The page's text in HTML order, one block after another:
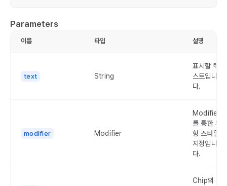
Parameters
이름 타입 설명
text String
표시할 텍
스트입니
다.
modifier Modifier
Modifier
를 통한 외
형 스타일
지정입니
다.
Chip의 크